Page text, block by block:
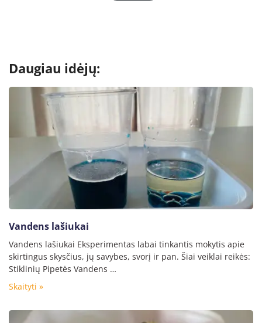
Daugiau idėjų:
Vandens lašiukai
Vandens lašiukai Eksperimentas labai tinkantis mokytis apie
skirtingus skysčius, jų savybes, svorį ir pan. Šiai veiklai reikės:
Stiklinių Pipetės Vandens …
Skaityti »